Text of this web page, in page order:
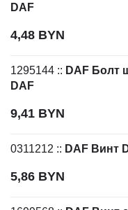
DAF
4,48 BYN
1295144 :: DAF Болт
DAF
9,41 BYN
0311212 :: DAF Винт
5,86 BYN